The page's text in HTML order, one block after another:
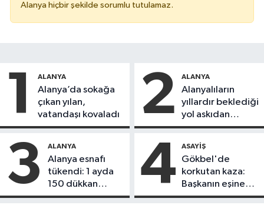
Alanya hiçbir şekilde sorumlu tutulamaz.
1 ALANYA
Alanya’da sokağa
çıkan yılan,
vatandaşı kovaladı
2 ALANYA
Alanyalıların
yıllardır beklediği
yol askıdan
döndü
3 ALANYA
Alanya esnafı
tükendi: 1 ayda
150 dükkan
kapandı
4 ASAYIŞ
Gökbel'de
korkutan kaza:
Başkanın eşine
motosiklet çarptı